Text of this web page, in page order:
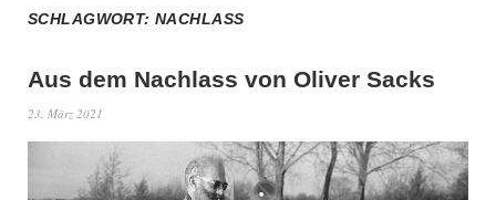
SCHLAGWORT:NACHLASS
Aus dem Nachlass von Oliver Sacks
23. März 2021